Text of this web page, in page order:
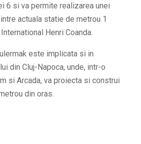
6 si va permite realizarea unei
actuala statie de metrou 1
Henri Coanda.
este implicata si in
din Cluj-Napoca, unde, intr-o
si Arcada, va proiecta si construi
din oras.